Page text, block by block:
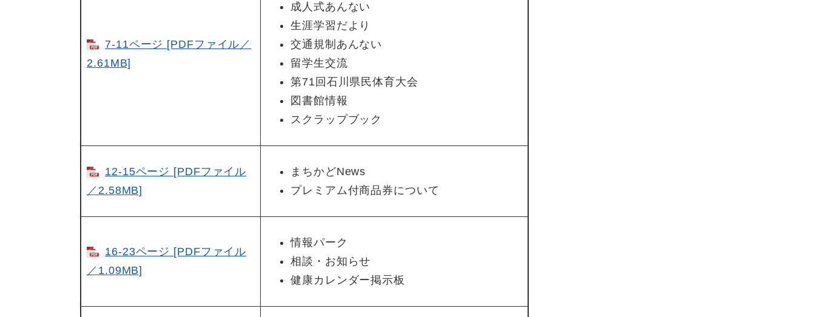
7-11ページ [PDFファイル／
2.61MB]
成人式あんない
生涯学習だより
交通規制あんない
留学生交流
第71回石川県民体育大会
図書館情報
スクラップブック
12-15ページ [PDFファイル
／2.58MB]
まちかどNews
プレミアム付商品券について
16-23ページ [PDFファイル
／1.09MB]
情報パーク
相談・お知らせ
健康カレンダー掲示板